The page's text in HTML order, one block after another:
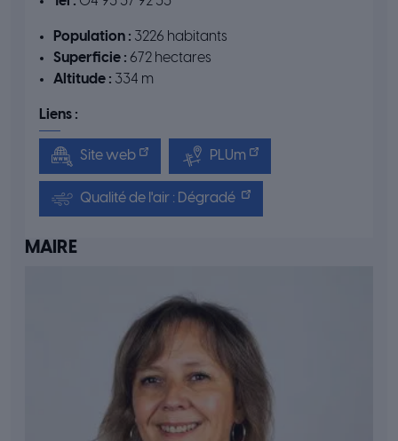
Population : 3226 habitants
Superficie : 672 hectares
Altitude : 334 m
Liens :
Site web PLUm
Qualité de l'air : Dégradé
MAIRE